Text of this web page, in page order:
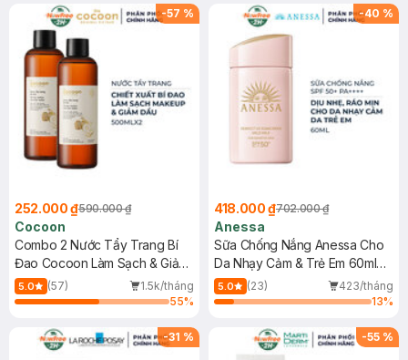
-57 %
252.000 ₫590.000 ₫
Cocoon
Combo 2 Nước Tẩy Trang Bí
Đao Cocoon Làm Sạch & Giảm
Dầu 500ml
5.0 (57)
1.5k/tháng
55%
-40 %
418.000 ₫702.000 ₫
Anessa
Sữa Chống Nắng Anessa Cho
Da Nhạy Cảm & Trẻ Em 60ml
(Mới)
5.0 (23)
423/tháng
13%
-31 % -55 %